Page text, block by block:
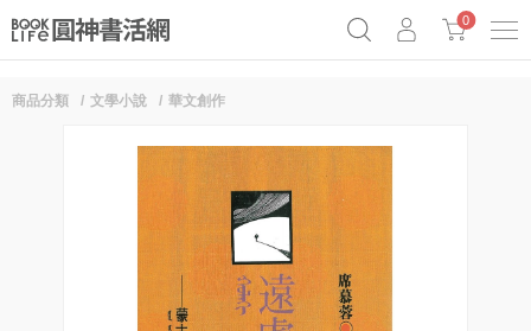
Netflix話題章魚小說！
0
商品分類 文學小說 華文創作